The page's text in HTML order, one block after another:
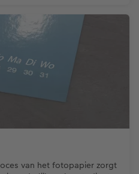
van het fotopapier zorgt